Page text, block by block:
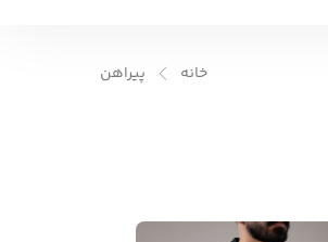
خانه پیراهن